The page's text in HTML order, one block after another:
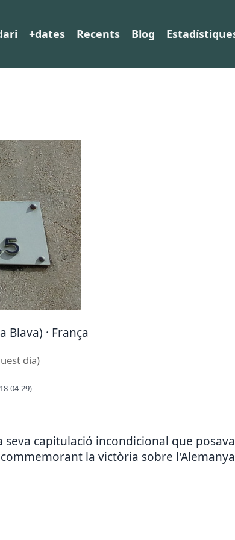
+dates Recents Blog
Blava) · França
dia)
04-29)
capitulació incondicional que
la victòria sobre